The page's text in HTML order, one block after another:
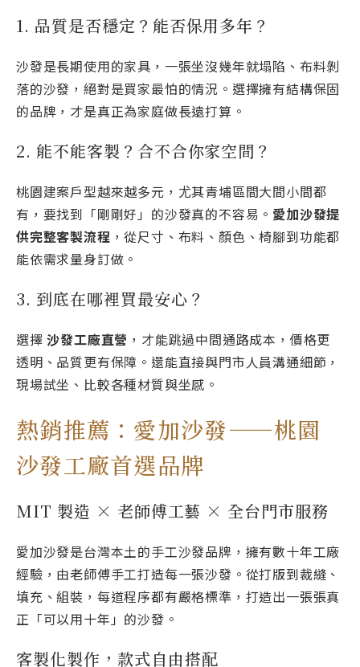
1. 品質是否穩定？能否保用多年？
沙發是長期使用的家具，一張坐沒幾年就塌陷、布料剝
落的沙發，絕對是買家最怕的情況。選擇擁有結構保固
的品牌，才是真正為家庭做長遠打算。
2. 能不能客製？合不合你家空間？
桃園建案戶型越來越多元，尤其青埔區間大間小間都
有，要找到「剛剛好」的沙發真的不容易。 愛加沙發提
供完整客製流程 ，從尺寸、布料、顏色、椅腳到功能都
能依需求量身訂做。
3. 到底在哪裡買最安心？
選擇沙發工廠直營 ，才能跳過中間通路成本，價格更
透明、品質更有保障。還能直接與門市人員溝通細節，
現場試坐、比較各種材質與坐感。
熱銷推薦：愛加沙發——桃園
沙發工廠首選品牌
MIT 製造 × 老師傅工藝 × 全台門市服務
愛加沙發是台灣本土的手工沙發品牌，擁有數十年工廠
經驗，由老師傅手工打造每一張沙發。從打版到裁縫、
填充、組裝，每道程序都有嚴格標準，打造出一張張真
正「可以用十年」的沙發。
客製化製作，款式自由搭配